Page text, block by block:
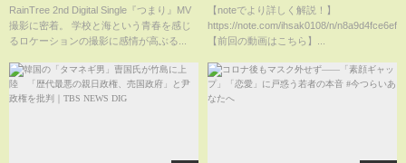
RainTree 2nd Digital Single『つまり』MV
撮影に密着。 学校と海という青春を感じ
るロケーションの撮影に感情が高ぶる...
#政治
【noteでより詳しく解説！】
https://note.com/ihsak0108/n/n8a9d4fce6ef1
【前回の動画はこちら】...